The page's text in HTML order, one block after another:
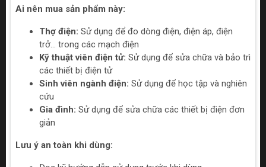
Ai nên mua sản phẩm này:
Thợ điện: Sử dụng để đo dòng điện, điện áp, điện
trở... trong các mạch điện
Kỹ thuật viên điện tử: Sử dụng để sửa chữa và bảo trì
các thiết bị điện tử
Sinh viên ngành điện: Sử dụng để học tập và nghiên
cứu
Gia đình: Sử dụng để sửa chữa các thiết bị điện đơn
giản
Lưu ý an toàn khi dùng: